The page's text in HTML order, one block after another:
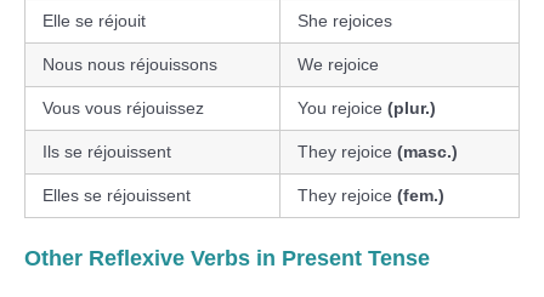
Elle se réjouit She rejoices
Nous nous réjouissons We rejoice
Vous vous réjouissez You rejoice (plur.)
Ils se réjouissent They rejoice (masc.)
Elles se réjouissent They rejoice (fem.)
Other Reflexive Verbs in Present Tense